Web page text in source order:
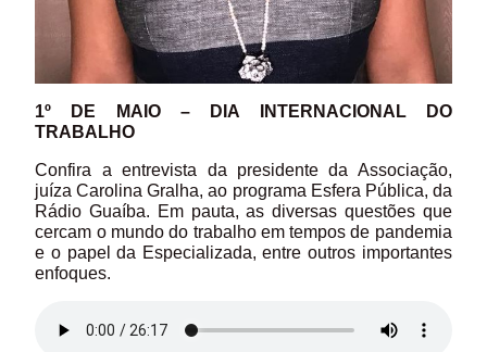
1º DE MAIO – DIA INTERNACIONAL DO
TRABALHO
Confira a entrevista da presidente da Associação,
juíza Carolina Gralha, ao programa Esfera Pública, da
Rádio Guaíba. Em pauta, as diversas questões que
cercam o mundo do trabalho em tempos de pandemia
e o papel da Especializada, entre outros importantes
enfoques.